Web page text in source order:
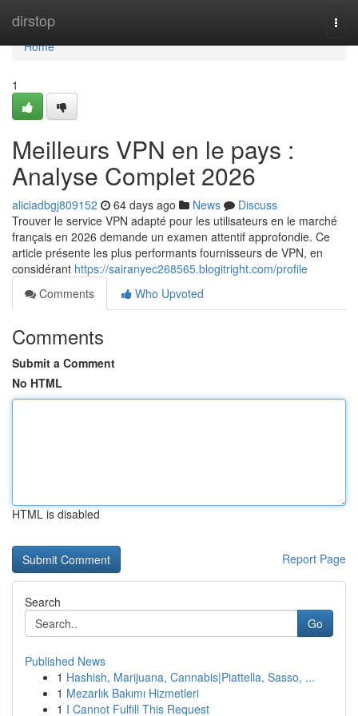
dirstop
Home
Home
1
Meilleurs VPN en le pays :
Analyse Complet 2026
aliciadbgj809152 64 days ago News
Discuss
Trouver le service VPN adapté pour les utilisateurs en le marché
français en 2026 demande un examen attentif approfondie. Ce
article présente les plus performants fournisseurs de VPN, en
considérant https://sairanyec268565.blogitright.com/profile
Comments
Who Upvoted
Comments
Submit a Comment
No HTML
HTML is disabled
Report Page
Search
Go
Published News
1 Hashish, Marijuana, Cannabis|Piattella, Sasso, ...
1 Mezarlık Bakımı Hizmetleri
1 I Cannot Fulfill This Request